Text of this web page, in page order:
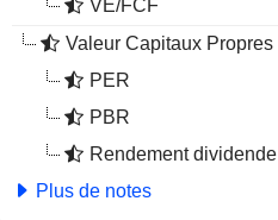
VE/FCF
Valeur Capitaux Propres
PER
PBR
Rendement dividende
Plus de notes